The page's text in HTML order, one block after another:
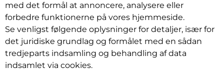
med det formål at annoncere, analysere eller
forbedre funktionerne på vores hjemmeside.
Se venligst følgende oplysninger for detaljer, især for
det juridiske grundlag og formålet med en sådan
tredjeparts indsamling og behandling af data
indsamlet via cookies.